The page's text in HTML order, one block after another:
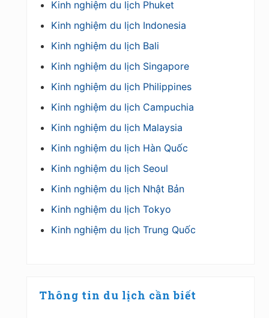
Kinh nghiệm du lịch Phuket
Kinh nghiệm du lịch Indonesia
Kinh nghiệm du lịch Bali
Kinh nghiệm du lịch Singapore
Kinh nghiệm du lịch Philippines
Kinh nghiệm du lịch Campuchia
Kinh nghiệm du lịch Malaysia
Kinh nghiệm du lịch Hàn Quốc
Kinh nghiệm du lịch Seoul
Kinh nghiệm du lịch Nhật Bản
Kinh nghiệm du lịch Tokyo
Kinh nghiệm du lịch Trung Quốc
Thông tin du lịch cần biết